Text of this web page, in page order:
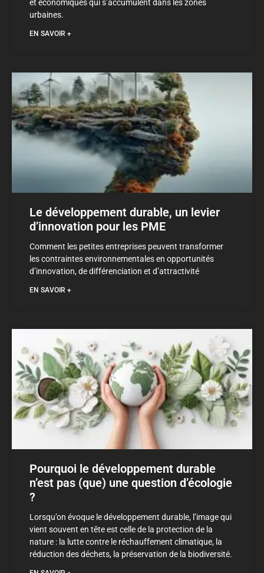
et économiques qui s’accumulent dans les zones
urbaines.
EN SAVOIR +
Le développement durable, un levier
d’innovation pour les PME
Comment les petites entreprises peuvent transformer
les contraintes environnementales en opportunités
d’innovation, de différenciation et d’attractivité
EN SAVOIR +
Pourquoi le développement durable
n’est pas (que) une question d’écologie
?
Lorsqu’on évoque le développement durable, l’image qui
vient souvent en tête est celle de la protection de la
nature : la lutte contre le réchauffement climatique, la
réduction des déchets, la préservation de la biodiversité.